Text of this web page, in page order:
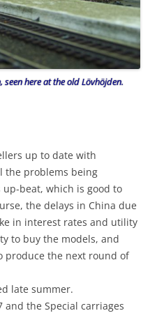
here at the old Lövhöjden.
up to date with
the problems being
beat, which is good to
the delays in China due
in interest rates and utility
to buy the models, and
produce the next round of
late summer.
and the Special carriages